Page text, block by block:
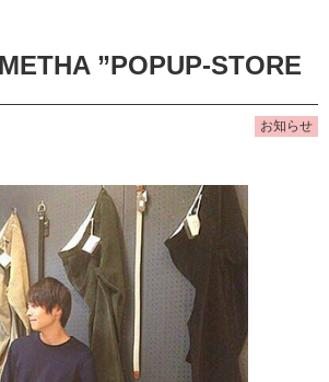
”POPUP-STORE
お知らせ